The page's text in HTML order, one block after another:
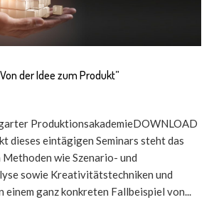
der Idee zum Produkt”
ProduktionsakademieDOWNLOAD
dieses eintägigen Seminars steht das
Methoden wie Szenario- und
sowie Kreativitätstechniken und
einem ganz konkreten Fallbeispiel von...